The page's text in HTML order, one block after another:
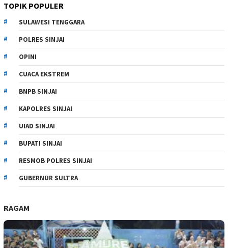
TOPIK POPULER
SULAWESI TENGGARA
POLRES SINJAI
OPINI
CUACA EKSTREM
BNPB SINJAI
KAPOLRES SINJAI
UIAD SINJAI
BUPATI SINJAI
RESMOB POLRES SINJAI
GUBERNUR SULTRA
RAGAM